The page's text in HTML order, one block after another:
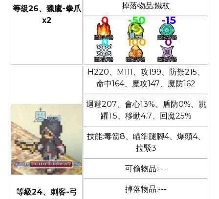
等級26、獵鷹-拳爪
x2
掉落物品:鐵杖
0 -50
-15
0
100 0
等級24、刺客-弓
H220、M111、攻199、防禦215、
命中164、魔攻147、魔防162
迴避207、會心13%、盾防0%、跳
躍1.5、移動4.7、回魔25%
技能:毒箭8、瞄準腿腳4、爆頭4、
拉緊3
可偷物品:---
掉落物品:---